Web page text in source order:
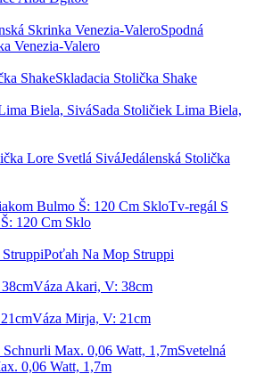
Spodná
Venezia-Valero
Skladacia Stolička Shake
Sada Stoličiek Lima Biela,
Jedálenská Stolička
Tv-regál S
120 Cm Sklo
Poťah Na Mop Struppi
Váza Akari, V: 38cm
Váza Mirja, V: 21cm
Svetelná
0,06 Watt, 1,7m